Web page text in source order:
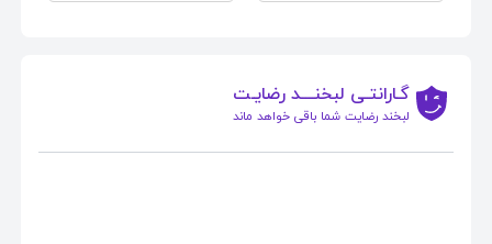
گـارانتـی لبخنــــد رضایـت
لبخند رضایت شما باقی خواهد ماند